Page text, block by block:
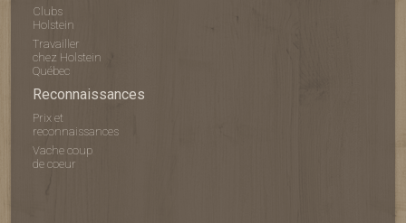
Clubs
Holstein
Travailler
chez Holstein
Québec
Reconnaissances
Prix et
reconnaissances
Vache coup
de coeur